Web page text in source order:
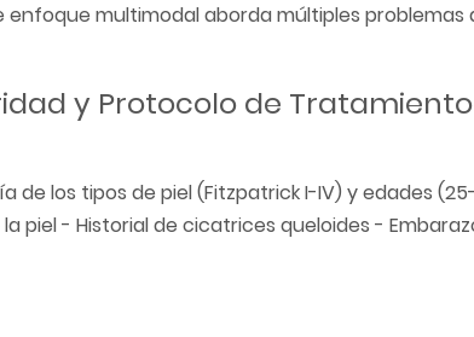
multimodal aborda múltiples
y Protocolo de Tratamiento
de los tipos de piel (Fitzpatrick I-IV) y edades
piel - Historial de cicatrices queloides -